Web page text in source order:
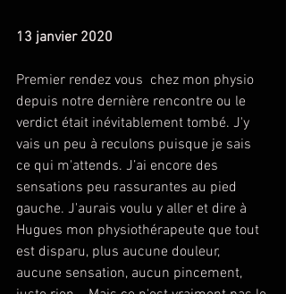
13 janvier 2020
Premier rendez vous  chez mon physio
depuis notre dernière rencontre ou le
verdict était inévitablement tombé. J'y
vais un peu à reculons puisque je sais
ce qui m'attends. J’ai encore des
sensations peu rassurantes au pied
gauche. J'aurais voulu y aller et dire à
Hugues mon physiothérapeute que tout
est disparu, plus aucune douleur,
aucune sensation, aucun pincement,